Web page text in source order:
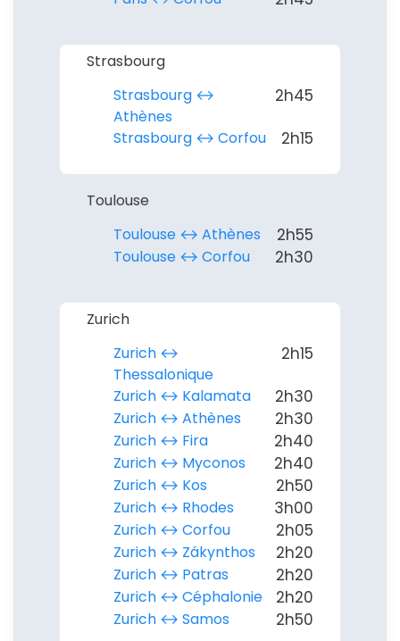
Strasbourg
Strasbourg ↔︎
Athènes
2h45
Strasbourg ↔︎ Corfou 2h15
Toulouse
Toulouse ↔︎ Athènes
2h55
Toulouse ↔︎ Corfou 2h30
Zurich
Zurich ↔︎
Thessalonique
2h15
Zurich ↔︎ Kalamata 2h30
Zurich ↔︎ Athènes 2h30
Zurich ↔︎ Fira 2h40
Zurich ↔︎ Myconos 2h40
Zurich ↔︎ Kos 2h50
Zurich ↔︎ Rhodes 3h00
Zurich ↔︎ Corfou 2h05
Zurich ↔︎ Zákynthos 2h20
Zurich ↔︎ Patras 2h20
Zurich ↔︎ Céphalonie 2h20
Zurich ↔︎ Samos 2h50